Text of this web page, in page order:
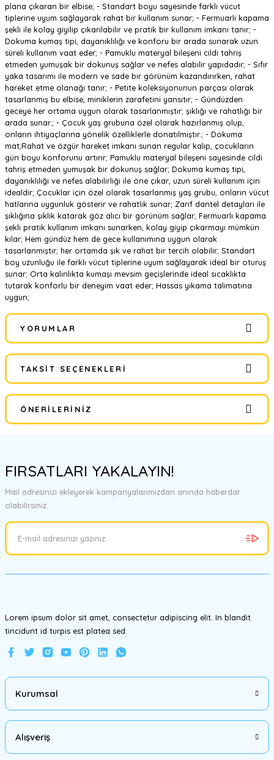
plana çıkaran bir elbise; - Standart boyu sayesinde farklı vücut
tiplerine uyum sağlayarak rahat bir kullanım sunar; - Fermuarlı kapama
şekli ile kolay giyilip çıkarılabilir ve pratik bir kullanım imkanı tanır; -
Dokuma kumaş tipi, dayanıklılığı ve konforu bir arada sunarak uzun
süreli kullanım vaat eder; - Pamuklu materyal bileşeni cildi tahriş
etmeden yumuşak bir dokunuş sağlar ve nefes alabilir yapıdadır; - Sıfır
yaka tasarımı ile modern ve sade bir görünüm kazandırırken, rahat
hareket etme olanağı tanır; - Petite koleksiyonunun parçası olarak
tasarlanmış bu elbise, miniklerin zarafetini yansıtır; - Gündüzden
geceye her ortama uygun olarak tasarlanmıştır; şıklığı ve rahatlığı bir
arada sunar.; - Çocuk yaş grubuna özel olarak hazırlanmış olup,
onların ihtiyaçlarına yönelik özelliklerle donatılmıştır.; - Dokuma
mat;Rahat ve özgür hareket imkanı sunan regular kalıp, çocukların
gün boyu konforunu artırır; Pamuklu materyal bileşeni sayesinde cildi
tahriş etmeden yumuşak bir dokunuş sağlar; Dokuma kumaş tipi,
dayanıklılığı ve nefes alabilirliği ile öne çıkar, uzun süreli kullanım için
idealdir; Çocuklar için özel olarak tasarlanmış yaş grubu, onların vücut
hatlarına uygunluk gösterir ve rahatlık sunar; Zarif dantel detayları ile
şıklığına şıklık katarak göz alıcı bir görünüm sağlar; Fermuarlı kapama
şekli pratik kullanım imkanı sunarken, kolay giyip çıkarmayı mümkün
kılar; Hem gündüz hem de gece kullanımına uygun olarak
tasarlanmıştır; her ortamda şık ve rahat bir tercih olabilir; Standart
boy uzunluğu ile farklı vücut tiplerine uyum sağlayarak ideal bir oturuş
sunar; Orta kalınlıkta kumaşı mevsim geçişlerinde ideal sıcaklıkta
tutarak konforlu bir deneyim vaat eder; Hassas yıkama talimatına
uygun;
YORUMLAR
Bu ürüne ilk yorumu siz yapın!
Yorum Yaz
TAKSIT SEÇENEKLERI
ÖNERILERINIZ
tarafımıza iletebilirsiniz.
Görüş ve önerileriniz için teşekkür ederiz.
Ürün resmi kalitesiz, bozuk veya görüntülenemiyor.
Ürün bilgilerinde hatalar bulunuyor.
FIRSATLARI YAKALAYIN!
Mail adresinizi ekleyerek kampanyalarımızdan anında haberdar
olabilirsiniz.
Lorem ipsum dolor sit amet, consectetur adipiscing elit. In blandit
tincidunt id turpis est platea sed.
Kurumsal
Alışveriş